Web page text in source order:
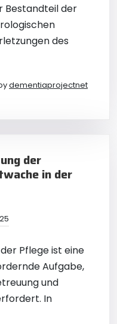
Bestandteil der
des
dementiaprojectnet
der
in der
Pflege ist eine
Aufgabe,
und
In